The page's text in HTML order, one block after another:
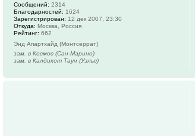
Сообщений: 2314
Благодарностей: 1624
Зарегистрирован: 12 дек 2007, 23:30
Откуда: Москва, Россия
Рейтинг: 662
Энд Апартхайд (Монтсеррат)
зам. в Космос (Сан-Марино)
зам. в Калдикот Таун (Уэльс)